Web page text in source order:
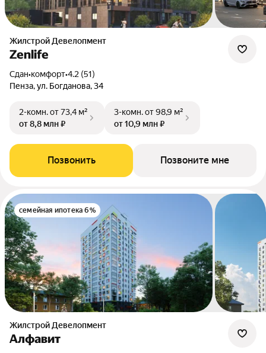
Жилстрой Девелопмент
Zenlife
Сдан•комфорт•4.2 (51)
Пенза, ул. Богданова, 34
2-комн.от 73,4 м²
от 8,8 млн ₽
3-комн.от 98,9 м²
от 10,9 млн ₽
Позвонить Позвоните мне
семейная ипотека 6%
Жилстрой Девелопмент
Алфавит